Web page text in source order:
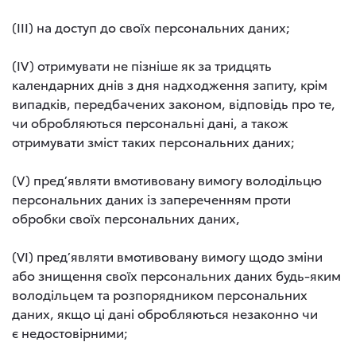
(III) на доступ до своїх персональних даних;
(IV) отримувати не пізніше як за тридцять
календарних днів з дня надходження запиту, крім
випадків, передбачених законом, відповідь про те,
чи обробляються персональні дані, а також
отримувати зміст таких персональних даних;
(V) пред’являти вмотивовану вимогу володільцю
персональних даних із запереченням проти
обробки своїх персональних даних,
(VI) пред’являти вмотивовану вимогу щодо зміни
або знищення своїх персональних даних будь-яким
володільцем та розпорядником персональних
даних, якщо ці дані обробляються незаконно чи
є недостовірними;